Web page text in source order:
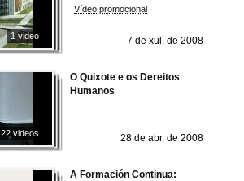
1 video
Universidade de Vigo
Vídeo promocional
7 de xul. de 2008
22 videos
O Quixote e os Dereitos
Humanos
28 de abr. de 2008
A Formación Continua: